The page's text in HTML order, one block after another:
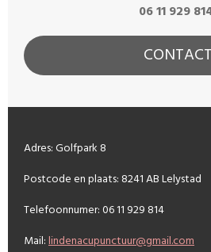
06 11 929
CONTACT
Adres: Golfpark 8
Postcode en plaats: 8241 AB Lelystad
Telefoonnumer: 06 11 929 814
Mail:lindenacupunctuur@gmail.com